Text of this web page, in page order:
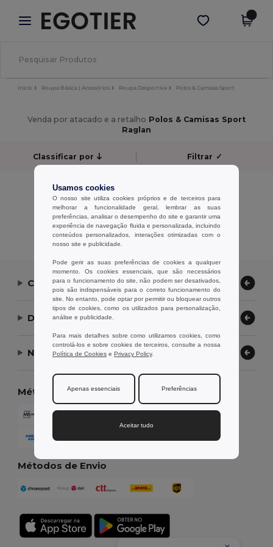
× App Egotier
Melhores preços na app!
Obter app
Início Roupa Básica | Acessórios Roupa Desportiva Polos & Camisas Sport
Venda por atacado e a retalho Polos & Camisas Sport
Raglan
Classificar por Filtrar ✓
Sem resultados.
Sem resultados.
Exibindo Todos Os Produtos.
Contate-nos
Deixe-nos ajudar
Nossa Empresa
Métodos de Pagamento
Métodos de Envio
Usamos cookies
O nosso site utiliza cookies próprios e de terceiros para
melhorar a funcionalidade geral, lembrar as suas
preferências, analisar o desempenho do site e garantir uma
experiência de navegação fluida e personalizada, incluindo
conteúdos personalizados, interações otimizadas com o
nosso site e publicidade.
Pode gerir as suas preferências de cookies a qualquer
momento. Os cookies essenciais, que são necessários
para o funcionamento do site, não podem ser desativados,
pois são indispensáveis para o correto funcionamento do
site. No entanto, pode optar por permitir ou bloquear outros
tipos de cookies, como os utilizados para personalização,
análise e publicidade.
Para mais detalhes sobre como utilizamos cookies, como
controlá-los e sobre cookies de terceiros, consulte a nossa
Política de Cookies e Privacy Policy.
Apenas essenciais Preferências
Aceitar tudo